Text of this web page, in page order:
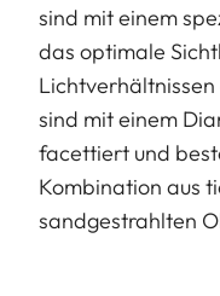
sind mit einem
das optimale
sind mit einem
facettiert und
Kombination aus
sandgestrahlten